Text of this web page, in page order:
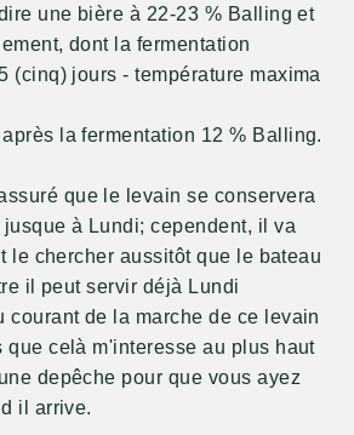
une bière à 22-23 % Balling et
dont la fermentation
(cinq) jours - température maxima
la fermentation 12 % Balling.
que le levain se conservera
à Lundi; cependent, il va
le chercher aussitôt que le bateau
il peut servir déjà Lundi
courant de la marche de ce levain
que celà m'interesse au plus haut
depêche pour que vous ayez
il arrive.